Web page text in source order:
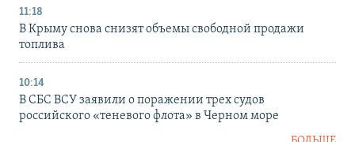
11:18
В Крыму снова снизят объемы свободной продажи
топлива
10:14
В СБС ВСУ заявили о поражении трех судов
российского «теневого флота» в Черном море